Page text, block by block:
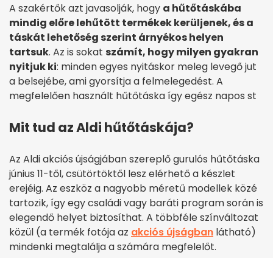
A szakértők azt javasolják, hogy a hűtőtáskába
mindig előre lehűtött termékek kerüljenek, és a
táskát lehetőség szerint árnyékos helyen
tartsuk. Az is sokat számít, hogy milyen gyakran
nyitjuk ki: minden egyes nyitáskor meleg levegő jut
a belsejébe, ami gyorsítja a felmelegedést. A
megfelelően használt hűtőtáska így egész napos st
Mit tud az Aldi hűtőtáskája?
Az Aldi akciós újságjában szereplő gurulós hűtőtáska
június 11-től, csütörtöktől lesz elérhető a készlet
erejéig. Az eszköz a nagyobb méretű modellek közé
tartozik, így egy családi vagy baráti program során is
elegendő helyet biztosíthat. A többféle színváltozat
közül (a termék fotója az akciós újságban látható)
mindenki megtalálja a számára megfelelőt.